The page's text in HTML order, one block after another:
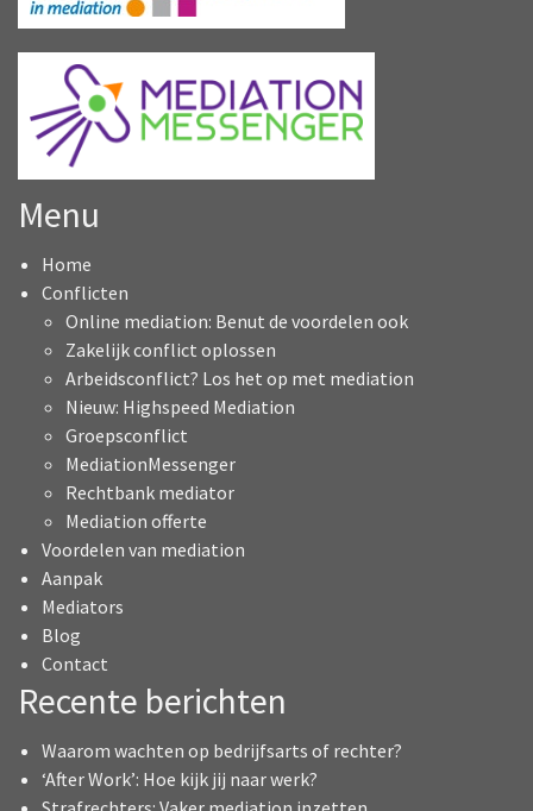
Menu
Home
Conflicten
Online mediation: Benut de voordelen ook
Zakelijk conflict oplossen
Arbeidsconflict? Los het op met mediation
Nieuw: Highspeed Mediation
Groepsconflict
MediationMessenger
Rechtbank mediator
Mediation offerte
Voordelen van mediation
Aanpak
Mediators
Blog
Contact
Recente berichten
Waarom wachten op bedrijfsarts of rechter?
‘After Work’: Hoe kijk jij naar werk?